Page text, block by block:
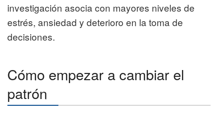
investigación asocia con mayores niveles de
estrés, ansiedad y deterioro en la toma de
decisiones.
Cómo empezar a cambiar el
patrón